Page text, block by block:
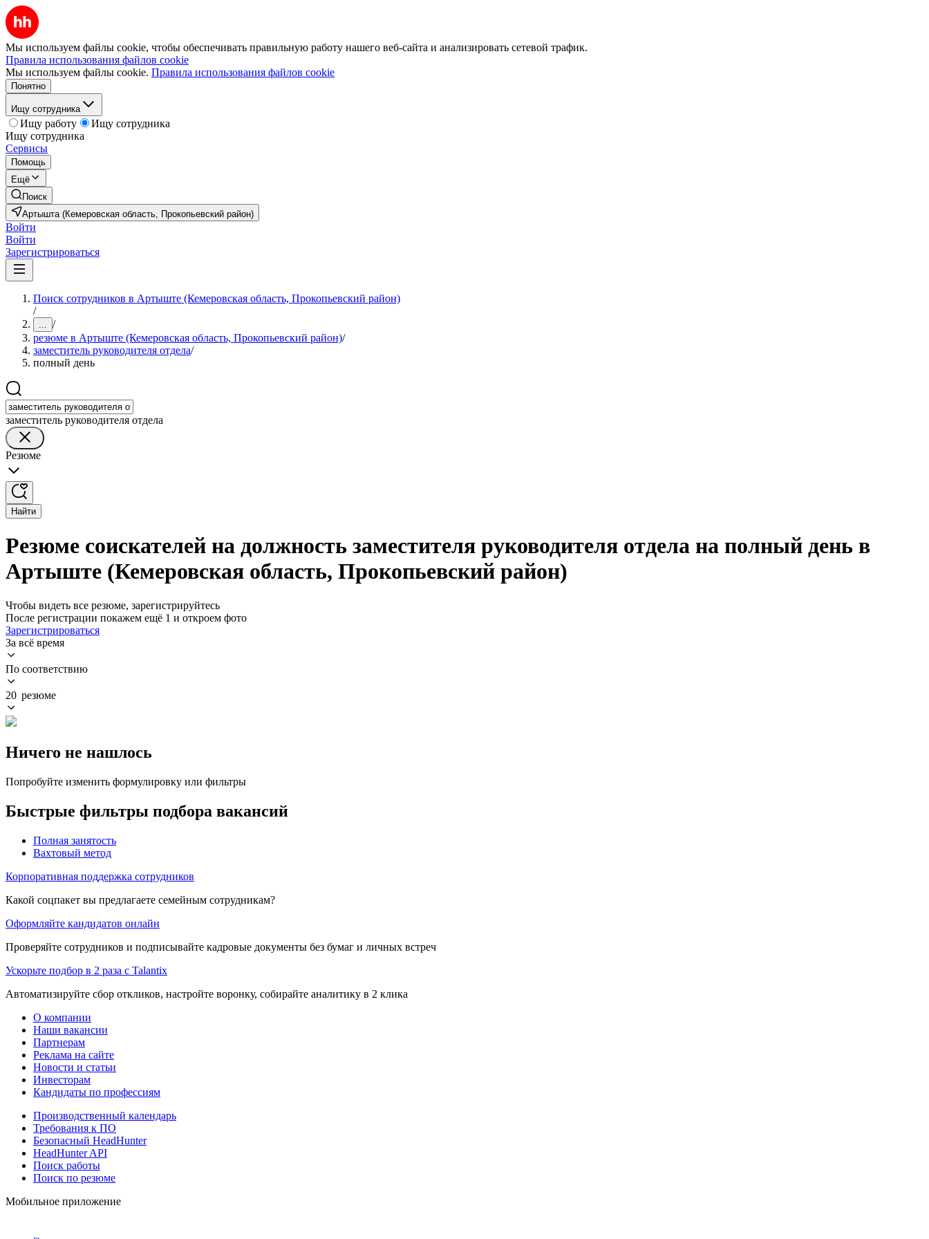
Мы используем файлы cookie, чтобы обеспечивать правильную работу нашего веб-сайта и анализировать сетевой трафик.
Правила использования файлов cookie
Мы используем файлы cookie. Правила использования файлов cookie
Понятно
Ищу сотрудника
Ищу работу
Ищу сотрудника
Ищу сотрудника
Сервисы
Помощь
Ещё
Поиск
Артышта (Кемеровская область, Прокопьевский район)
Войти
Войти
Зарегистрироваться
Поиск сотрудников в Артыште (Кемеровская область, Прокопьевский район)
/
... /
резюме в Артыште (Кемеровская область, Прокопьевский район)/
заместитель руководителя отдела/
полный день
заместитель руководителя отдела
Резюме
Найти
Резюме соискателей на должность заместителя руководителя отдела на полный день в
Артыште (Кемеровская область, Прокопьевский район)
Чтобы видеть все резюме, зарегистрируйтесь
После регистрации покажем ещё 1 и откроем фото
Зарегистрироваться
За всё время
По соответствию
20 резюме
Ничего не нашлось
Попробуйте изменить формулировку или фильтры
Быстрые фильтры подбора вакансий
Полная занятость
Вахтовый метод
Корпоративная поддержка сотрудников
Какой соцпакет вы предлагаете семейным сотрудникам?
Оформляйте кандидатов онлайн
Проверяйте сотрудников и подписывайте кадровые документы без бумаг и личных встреч
Ускорьте подбор в 2 раза с Talantix
Автоматизируйте сбор откликов, настройте воронку, собирайте аналитику в 2 клика
О компании
Наши вакансии
Партнерам
Реклама на сайте
Новости и статьи
Инвесторам
Кандидаты по профессиям
Производственный календарь
Требования к ПО
Безопасный HeadHunter
HeadHunter API
Поиск работы
Поиск по резюме
Мобильное приложение